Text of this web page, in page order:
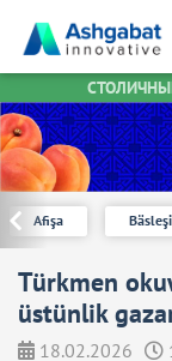
Afişa
Türkmen
üstünlik
18.02.2026